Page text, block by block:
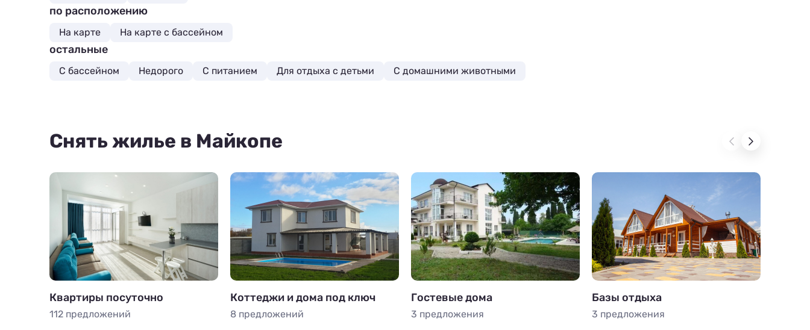
по расположению
На карте На карте с бассейном
остальные
С бассейном Недорого С питанием Для отдыха с детьми С домашними животными
Снять жилье в Майкопе
Квартиры посуточно
112 предложений
Коттеджи и дома под ключ
8 предложений
Гостевые дома
3 предложения
Базы отдыха
3 предложения